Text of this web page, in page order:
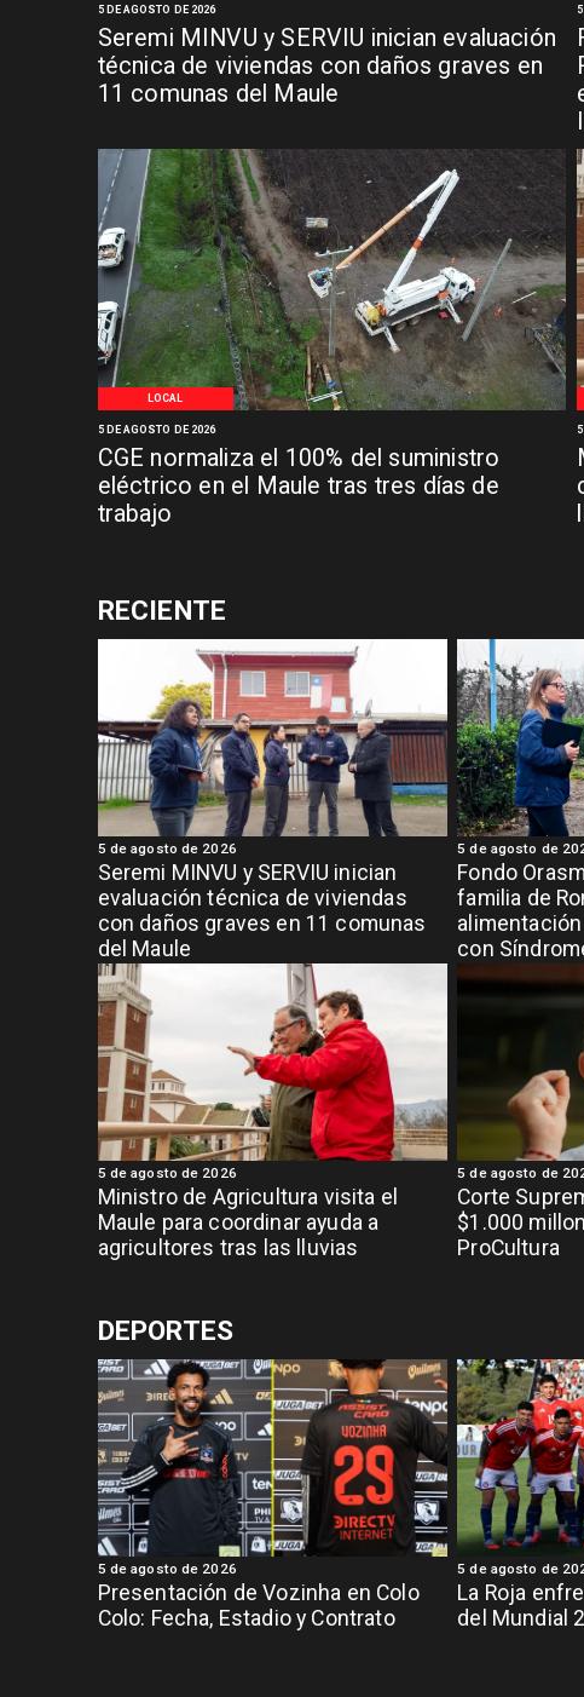
Seremi MINVU y SERVIU inician evaluación
técnica de viviendas con daños graves en
11 comunas del Maule
5 DE AGOSTO DE 2026
LOCAL
CGE normaliza el 100% del suministro
eléctrico en el Maule tras tres días de
trabajo
5 DE AGOSTO DE 2026
RECIENTE
Seremi MINVU y SERVIU inician
evaluación técnica de viviendas
con daños graves en 11 comunas
del Maule
5 de agosto de 2026
Fondo
familia de
con
5 de agosto de
Ministro de Agricultura visita el
Maule para coordinar ayuda a
agricultores tras las lluvias
5 de agosto de 2026
Corte
$1.000
ProCultura
5 de agosto de
DEPORTES
Presentación de Vozinha en Colo
Colo: Fecha, Estadio y Contrato
5 de agosto de 2026
La Roja
del Mundial
5 de agosto de